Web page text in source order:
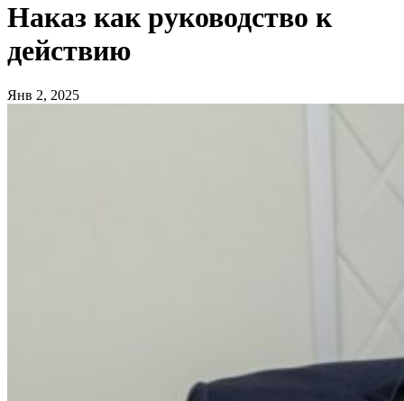
Наказ как руководство к
действию
Янв 2, 2025